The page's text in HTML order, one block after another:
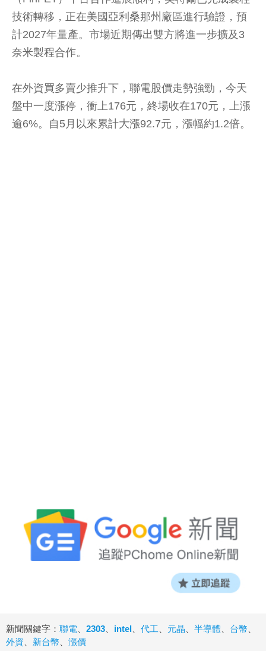
技術轉移，正在美國亞利桑那州廠區進行驗證，預
計2027年量產。市場近期傳出雙方將進一步擴及3
奈米製程合作。
在外資買多賣少推升下，聯電股價走勢強勁，今天
盤中一度漲停，衝上176元，終場收在170元，上漲
逾6%。自5月以來累計大漲92.7元，漲幅約1.2倍。
新聞關鍵字： 聯電 2303 intel 代工 元晶 半導體 台幣
外資
新台幣 漲價